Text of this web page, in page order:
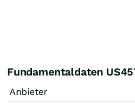
Fundamentaldaten
Anbieter